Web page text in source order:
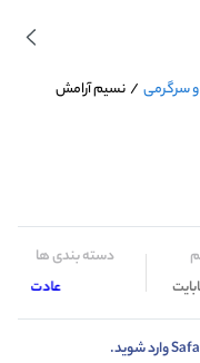
سرگرمی /نسیم آرامش
دسته بندی ها
عادت و